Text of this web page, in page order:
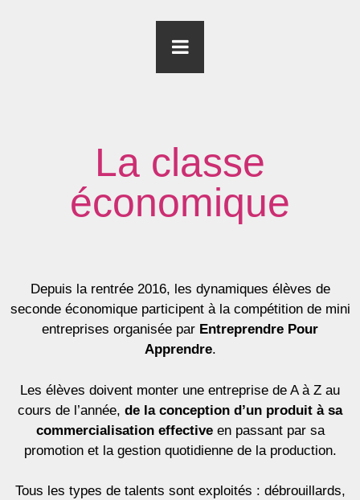
La classe
économique
Depuis la rentrée 2016, les dynamiques élèves de
seconde économique participent à la compétition de mini
entreprises organisée par Entreprendre Pour
Apprendre.
Les élèves doivent monter une entreprise de A à Z au
cours de l’année, de la conception d’un produit à sa
commercialisation effective en passant par sa
promotion et la gestion quotidienne de la production.
Tous les types de talents sont exploités : débrouillards,